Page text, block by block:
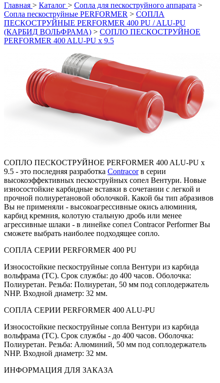
Главная > Каталог > Сопла для пескоструйного аппарата >
Сопла пескоструйные PERFORMER > СОПЛА
ПЕСКОСТРУЙНЫЕ PERFORMER 400 PU / ALU-PU
(КАРБИД ВОЛЬФРАМА) > СОПЛО ПЕСКОСТРУЙНОЕ
PERFORMER 400 ALU-PU x 9.5
СОПЛО ПЕСКОСТРУЙНОЕ PERFORMER 400 ALU-PU x
9.5 - это последняя разработка Contracorв серии
высокоэффективных пескоструйных сопел Вентури. Новые
износостойкие карбидные вставки в сочетании с легкой и
прочной полиуретановой оболочкой. Какой бы тип абразивов
Вы не применяли - высокоагрессивные окись алюминия,
карбид кремния, колотую стальную дробь или менее
агрессивные шлаки - в линейке сопел Contracor Performer Вы
сможете выбрать наиболее подходящее сопло.
СОПЛА СЕРИИ PERFORMER 400 PU
Износостойкие пескоструйные сопла Вентури из карбида
вольфрама (ТС). Срок службы: до 400 часов. Оболочка:
Полиуретан. Резьба: Полиуретан, 50 мм под соплодержатель
NHP. Входной диаметр: 32 мм.
СОПЛА СЕРИИ PERFORMER 400 ALU-PU
Износостойкие пескоструйные сопла Вентури из карбида
вольфрама (ТС). Срок службы - до 400 часов. Оболочка:
Полиуретан. Резьба: Алюминий, 50 мм под соплодержатель
NHP. Входной диаметр: 32 мм.
ИНФОРМАЦИЯ ДЛЯ ЗАКАЗА